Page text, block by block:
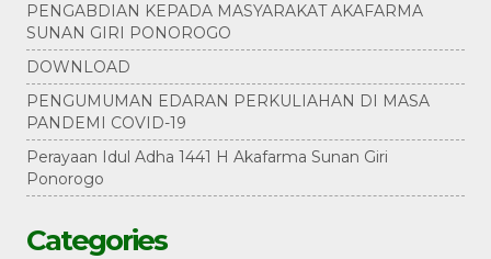
PENGABDIAN KEPADA MASYARAKAT AKAFARMA
SUNAN GIRI PONOROGO
DOWNLOAD
PENGUMUMAN EDARAN PERKULIAHAN DI MASA
PANDEMI COVID-19
Perayaan Idul Adha 1441 H Akafarma Sunan Giri
Ponorogo
Categories